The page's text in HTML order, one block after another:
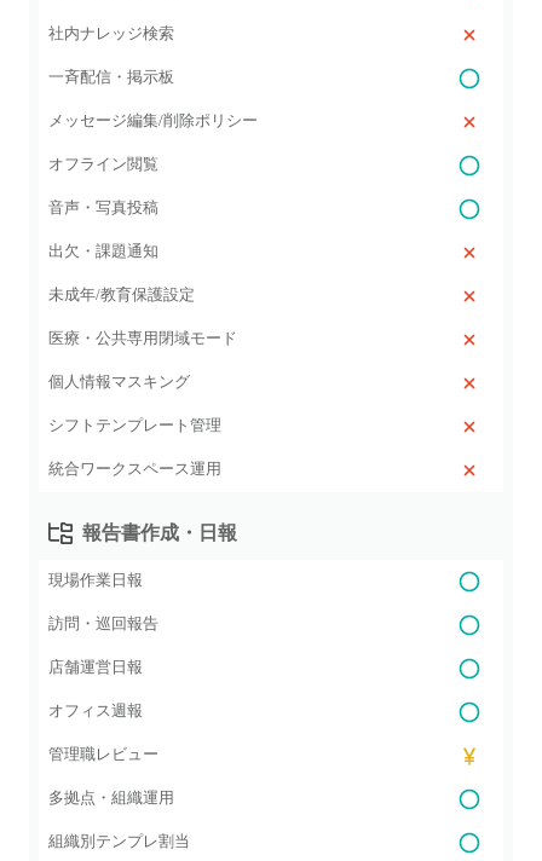
社内ナレッジ検索
一斉配信・掲示板
メッセージ編集/削除ポリシー
オフライン閲覧
音声・写真投稿
出欠・課題通知
未成年/教育保護設定
医療・公共専用閉域モード
個人情報マスキング
シフトテンプレート管理
統合ワークスペース運用
報告書作成・日報
現場作業日報
訪問・巡回報告
店舗運営日報
オフィス週報
管理職レビュー
多拠点・組織運用
組織別テンプレ割当